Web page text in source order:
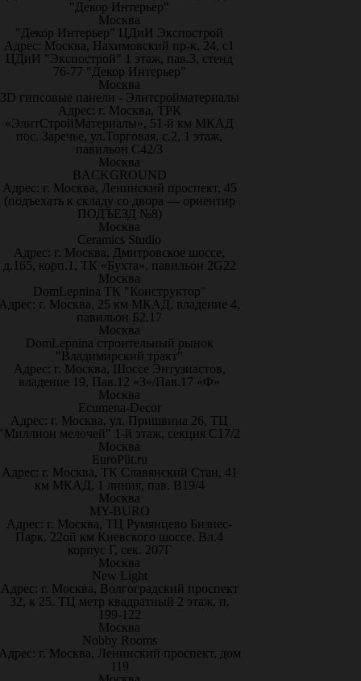
"Декор Интерьер"
Москва
"Декор Интерьер" ЦДиИ Экспострой
Адрес: Москва, Нахимовский пр-к, 24, с1
ЦДиИ "Экспострой" 1 этаж, пав.3, стенд
76-77 "Декор Интерьер"
Москва
3D гипсовые панели - Элитсройматериалы
Адрес: г. Москва, ТРК
«ЭлитСтройМатериалы», 51-й км МКАД
пос. Заречье, ул.Торговая, с.2, 1 этаж,
павильон С42/3
Москва
BACKGROUND
Адрес: г. Москва, Ленинский проспект, 45
(подъехать к складу со двора — ориентир
ПОДЪЕЗД №8)
Москва
Ceramics Studio
Адрес: г. Москва, Дмитровское шоссе,
д.165, корп.1, ТК «Бухта», павильон 2G22
Москва
DomLepnina ТК "Конструктор"
г. Москва, 25 км МКАД, владение 4,
павильон Б2.17
Москва
DomLepnina строительный рынок
"Владимирский тракт"
Адрес: г. Москва, Шоссе Энтузиастов,
владение 19, Пав.12 «З»/Пав.17 «Ф»
Москва
Ecumena-Decor
Адрес: г. Москва, ул. Пришвина 26, ТЦ
мелочей" 1-й этаж, секция С17/2
Москва
EuroPlit.ru
Адрес: г. Москва, ТК Славянский Стан, 41
км МКАД, 1 линия, пав. В19/4
Москва
MY-BURO
Адрес: г. Москва, ТЦ Румянцево Бизнес-
Парк. 22ой км Киевского шоссе. Вл.4
корпус Г, сек. 207Г
Москва
New Light
Адрес: г. Москва, Волгоградский проспект
32, к 25. ТЦ метр квадратный 2 этаж, п.
199-122
Москва
Nobby Rooms
г. Москва, Ленинский проспект, дом
119